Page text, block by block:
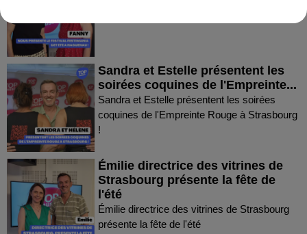
Sandra et Estelle présentent les
soirées coquines de l'Empreinte...
Sandra et Estelle présentent les soirées
coquines de l'Empreinte Rouge à Strasbourg
!
Émilie directrice des vitrines de
Strasbourg présente la fête de
l'été
Émilie directrice des vitrines de Strasbourg
présente la fête de l'été